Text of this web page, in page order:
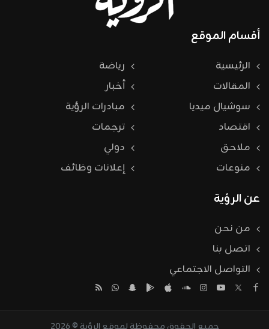
أقسام الموقع
الرئيسية
رياضة
المقالات
أخبار
سوشيال ميديا
مبادرات الرؤية
اقتصاد
ترجمات
ملاحق
دولي
منوعات
إعلانات وظائف
عن الرؤية
من نحن
اتصل بنا
التواصل الاجتماعي